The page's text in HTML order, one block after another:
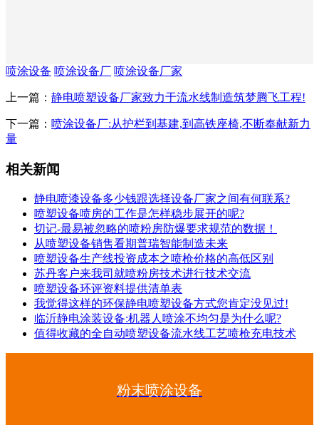
喷涂设备 喷涂设备厂 喷涂设备厂家
上一篇： 静电喷塑设备厂家致力于流水线制造筑梦腾飞工程!
下一篇： 喷涂设备厂:从护栏到基建,到高铁座椅,不断奉献新力
量
相关新闻
静电喷漆设备多少钱跟选择设备厂家之间有何联系?
喷塑设备喷房的工作是怎样稳步展开的呢?
切记-最易被忽略的喷粉房防爆要求规范的数据！
从喷塑设备销售看期普瑞智能制造未来
喷塑设备生产线投资成本之喷枪价格的高低区别
苏丹客户来我司就喷粉房技术进行技术交流
喷塑设备环评资料提供清单表
我觉得这样的环保静电喷塑设备方式您肯定没见过!
临沂静电涂装设备:机器人喷涂不均匀是为什么呢?
值得收藏的全自动喷塑设备流水线工艺喷枪充电技术
粉末喷涂设备